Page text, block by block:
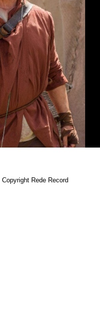
Copyright Rede Record